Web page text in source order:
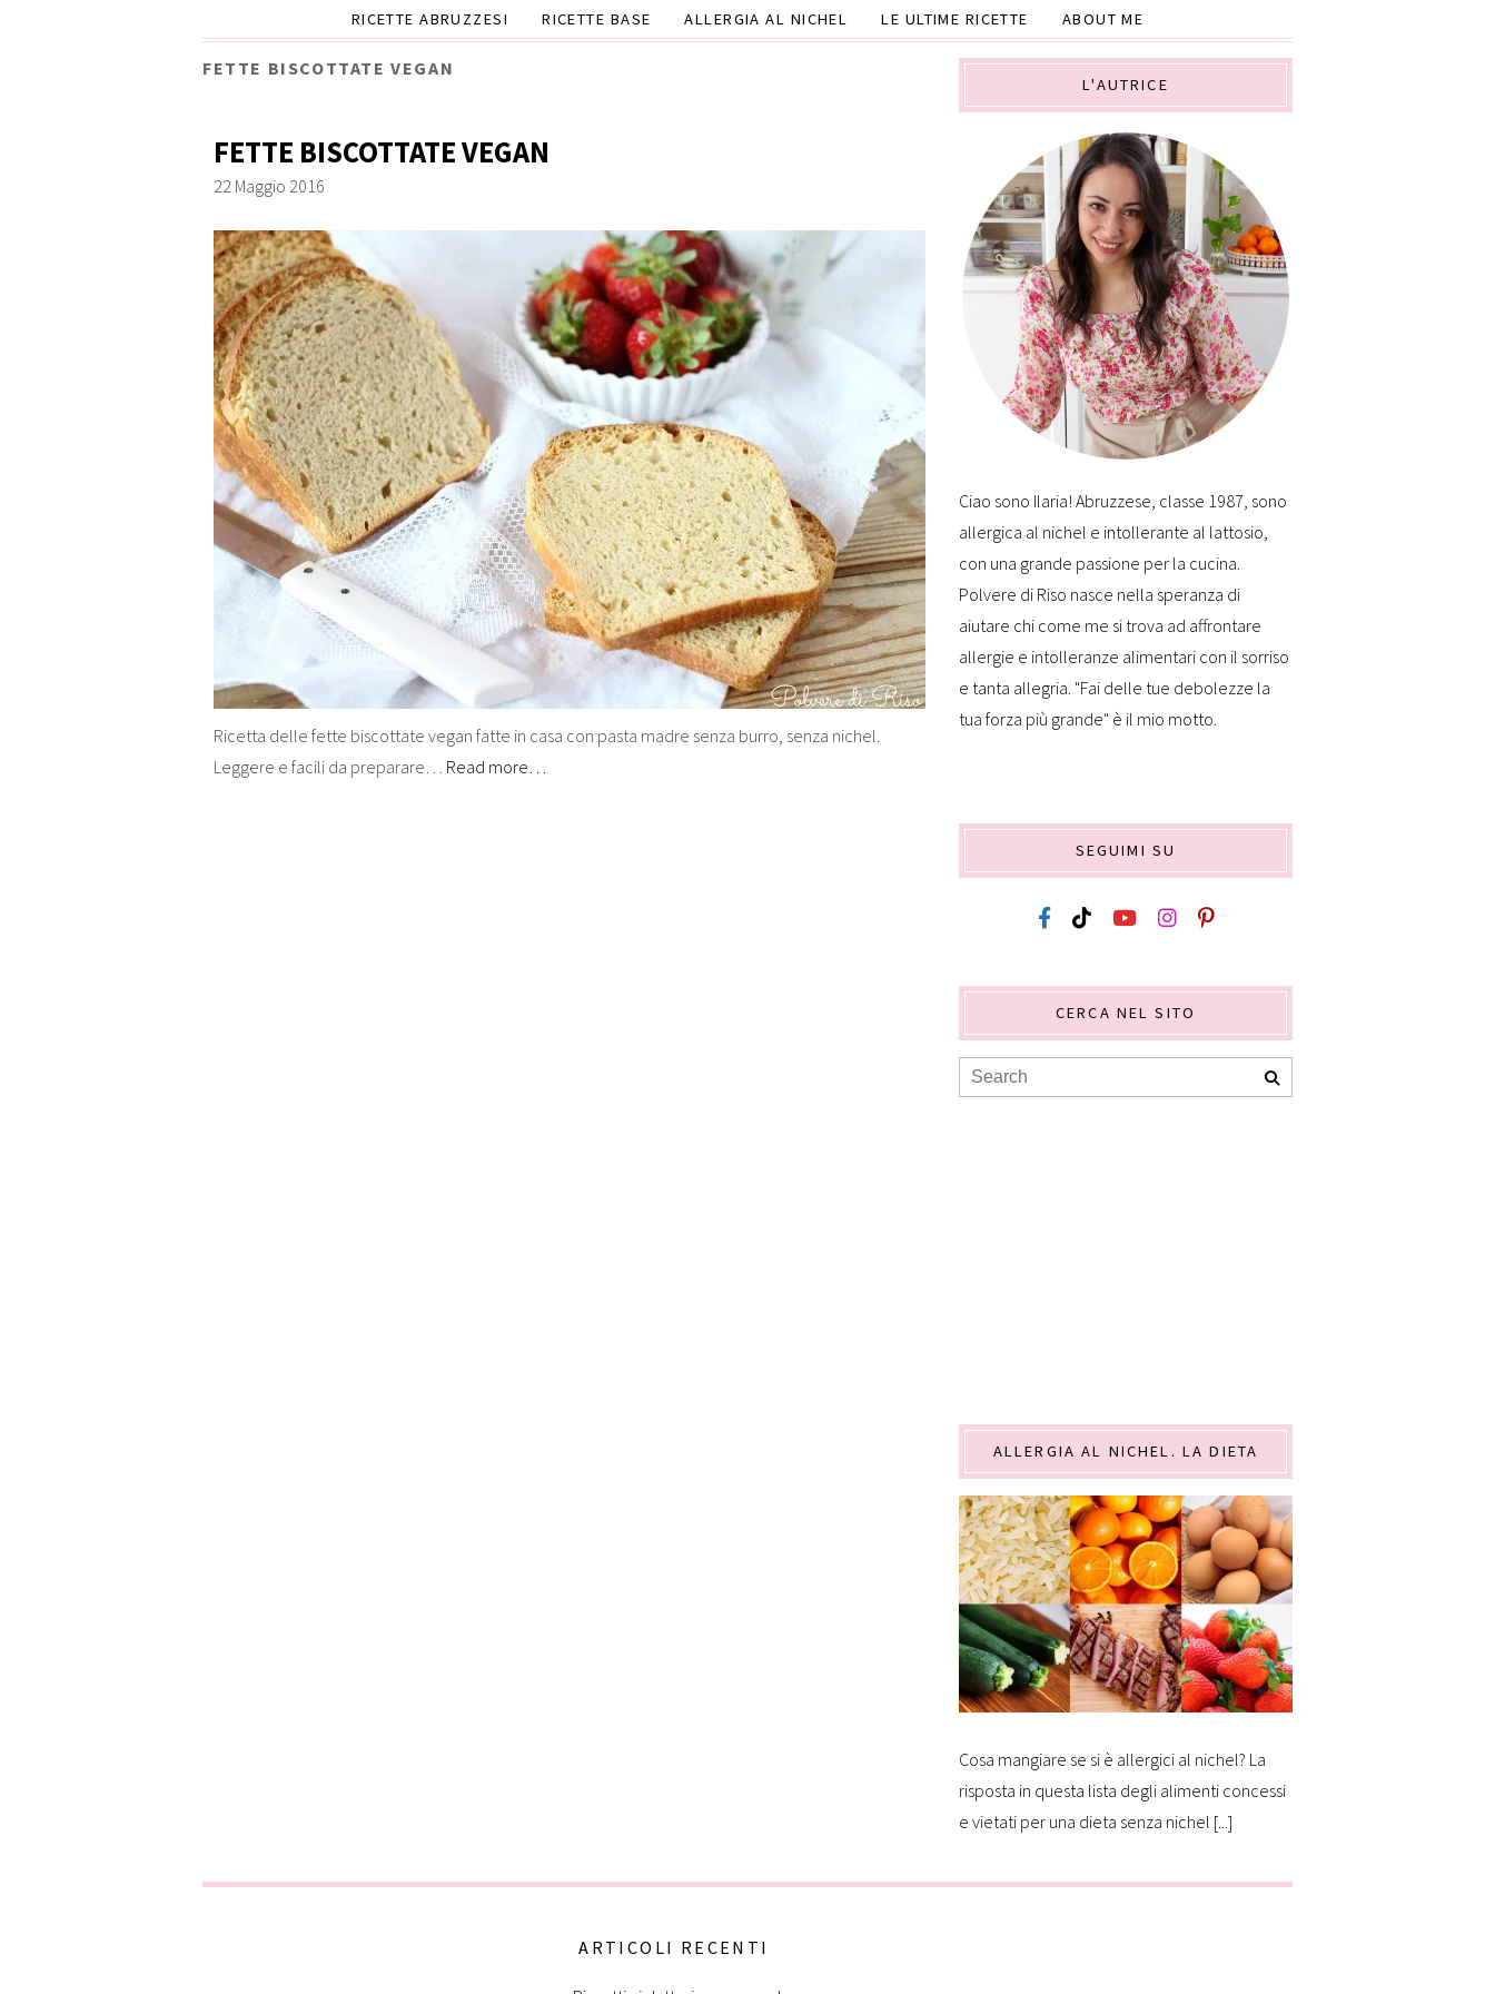
RICETTE ABRUZZESI
RICETTE BASE ALLERGIA AL NICHEL LE ULTIME RICETTE ABOUT ME
FETTE BISCOTTATE VEGAN
FETTE BISCOTTATE VEGAN
22 Maggio 2016
Ricetta delle fette biscottate vegan fatte in casa con pasta madre senza burro, senza nichel.
Leggere e facili da preparare… Read more…
L'AUTRICE
Ciao sono Ilaria! Abruzzese, classe 1987, sono
allergica al nichel e intollerante al lattosio,
con una grande passione per la cucina.
Polvere di Riso nasce nella speranza di
aiutare chi come me si trova ad affrontare
allergie e intolleranze alimentari con il sorriso
e tanta allegria. "Fai delle tue debolezze la
tua forza più grande" è il mio motto.
SEGUIMI SU
CERCA NEL SITO
ALLERGIA AL NICHEL. LA DIETA
Cosa mangiare se si è allergici al nichel? La
risposta in questa lista degli alimenti concessi
e vietati per una dieta senza nichel [...]
ARTICOLI RECENTI